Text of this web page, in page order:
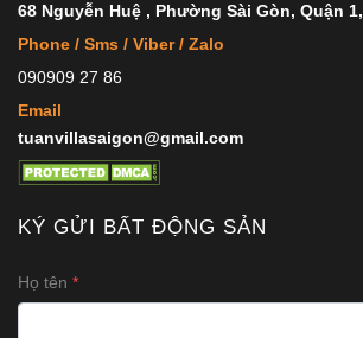
68 Nguyễn Huệ , Phường Sài Gòn, Quận
Phone / Sms / Viber / Zalo
090909 27 86
Email
tuanvillasaigon@gmail.com
KÝ GỬI BẤT ĐỘNG SẢN
Họ tên